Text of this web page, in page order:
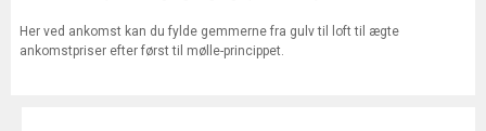
Her ved ankomst kan du fylde gemmerne fra gulv til loft til ægte
ankomstpriser efter først til mølle-princippet.